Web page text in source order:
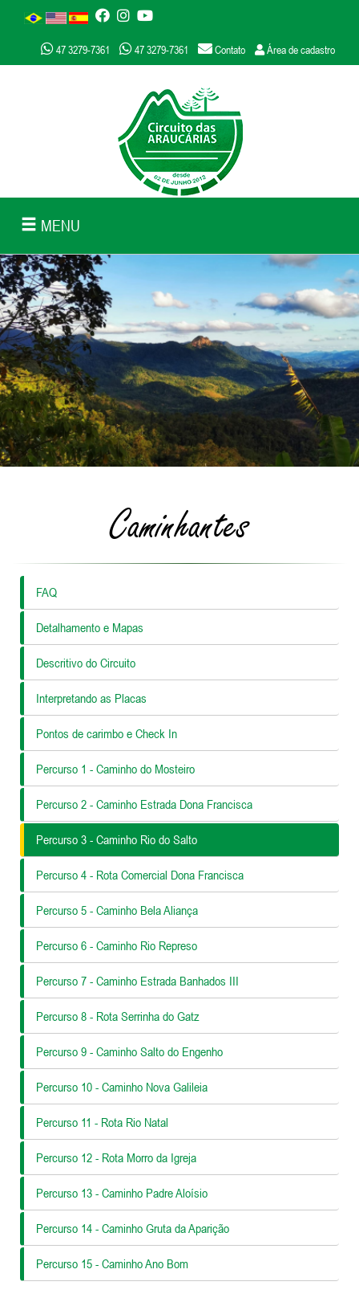
47 3279-7361 47 3279-7361 Contato Área de cadastro
MENU
Caminhantes
FAQ
Detalhamento e Mapas
Descritivo do Circuito
Interpretando as Placas
Pontos de carimbo e Check In
Percurso 1 - Caminho do Mosteiro
Percurso 2 - Caminho Estrada Dona Francisca
Percurso 3 - Caminho Rio do Salto
Percurso 4 - Rota Comercial Dona Francisca
Percurso 5 - Caminho Bela Aliança
Percurso 6 - Caminho Rio Represo
Percurso 7 - Caminho Estrada Banhados III
Percurso 8 - Rota Serrinha do Gatz
Percurso 9 - Caminho Salto do Engenho
Percurso 10 - Caminho Nova Galileia
Percurso 11 - Rota Rio Natal
Percurso 12 - Rota Morro da Igreja
Percurso 13 - Caminho Padre Aloísio
Percurso 14 - Caminho Gruta da Aparição
Percurso 15 - Caminho Ano Bom